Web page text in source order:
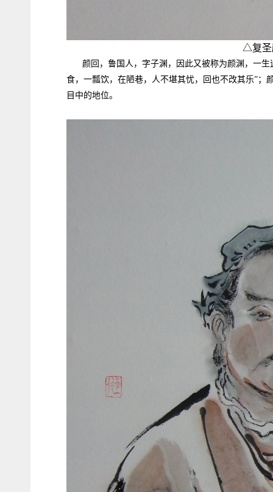
△复圣
颜回，鲁国人，字子渊，因此又被称为颜渊，一
食，一瓢饮，在陋巷，人不堪其忧，回也不改其乐”；
目中的地位。